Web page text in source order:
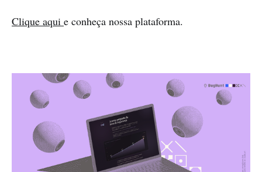
Clique aqui e conheça nossa plataforma.